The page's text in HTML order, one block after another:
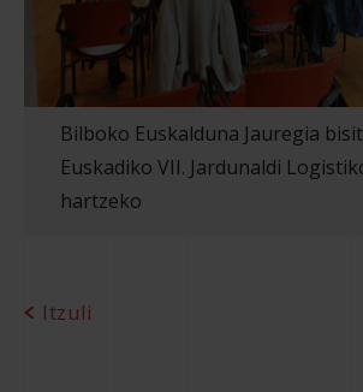
Bilboko Euskalduna Jauregia
Euskadiko VII. Jardunaldi
hartzeko
Itzuli